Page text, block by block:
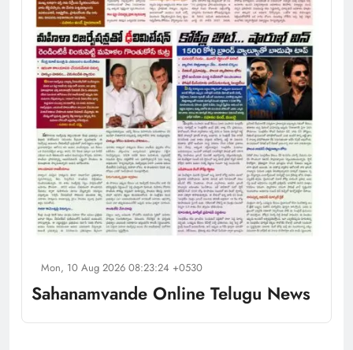
Mon, 10 Aug 2026 08:23:24 +0530
Sahanamvande Online Telugu News